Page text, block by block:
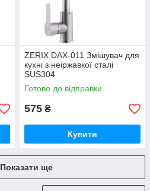
ZERIX DAX-011 Змішувач для
кухні з неіржавкої сталі
SUS304
Готово до відправки
575 ₴
Купити
Показати ще